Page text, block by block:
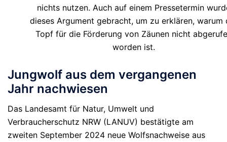
nichts nutzen. Auch auf einem Pressetermin
dieses Argument gebracht, um zu erklären, warum
Topf für die Förderung von Zäunen nicht
worden ist.
Jungwolf aus dem vergangenen
Jahr nachwiesen
Das Landesamt für Natur, Umwelt und
Verbraucherschutz NRW (LANUV) bestätigte am
zweiten September 2024 neue Wolfsnachweise aus